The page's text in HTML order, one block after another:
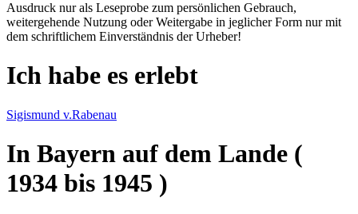
Ausdruck nur als Leseprobe zum persönlichen Gebrauch,
weitergehende Nutzung oder Weitergabe in jeglicher Form nur mit
dem schriftlichem Einverständnis der Urheber!
Ich habe es erlebt
Sigismund v.Rabenau
In Bayern auf dem Lande (
1934 bis 1945 )